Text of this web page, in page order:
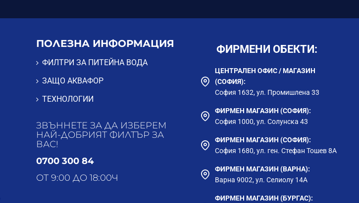
ПОЛЕЗНА ИНФОРМАЦИЯ
ФИЛТРИ ЗА ПИТЕЙНА ВОДА
ЗАЩО АКВАФОР
ТЕХНОЛОГИИ
ЗВЪННЕТЕ ЗА ДА ИЗБЕРЕМ
НАЙ-ДОБРИЯТ ФИЛТЪР ЗА
ВАС!
0700 300 84
ОТ 9:00 ДО 18:00Ч
ФИРМЕНИ ОБЕКТИ:
ЦЕНТРАЛЕН ОФИС / МАГАЗИН
(СОФИЯ):
София 1632, ул. Промишлена 33
ФИРМЕН МАГАЗИН (СОФИЯ):
София 1000, ул. Солунска 43
ФИРМЕН МАГАЗИН (СОФИЯ):
София 1680, ул. ген. Стефан Тошев 8А
ФИРМЕН МАГАЗИН (ВАРНА):
Варна 9002, ул. Селиолу 14А
ФИРМЕН МАГАЗИН (БУРГАС):